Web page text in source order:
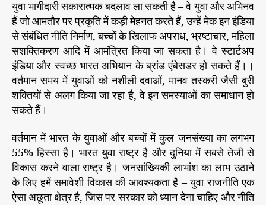
युवा भागीदारी सकारात्मक बदलाव ला सकती है – वे युवा और अभिनव
हैं जो आमतौर पर प्रकृति में कड़ी मेहनत करते हैं, उन्हें मेक इन इंडिया
से संबंधित नीति निर्माण, बच्चों के खिलाफ अपराध, भ्रष्टाचार, महिला
सशक्तिकरण आदि में आमंत्रित किया जा सकता है। वे स्टार्टअप
इंडिया और स्वच्छ भारत अभियान के ब्रांड एंबेसडर हो सकते हैं।।
वर्तमान समय में युवाओं को नशीली दवाओं, मानव तस्करी जैसी बुरी
शक्तियों से अलग किया जा रहा है, वे इन समस्याओं का समाधान हो
सकते हैं।
वर्तमान में भारत के युवाओं और बच्चों में कुल जनसंख्या का लगभग
55% हिस्सा है। भारत युवा राष्ट्र है और दुनिया में सबसे तेजी से
विकास करने वाला राष्ट्र है। जनसांख्यिकी लाभांश का लाभ उठाने
के लिए हमें समावेशी विकास की आवश्यकता है – युवा राजनीति एक
ऐसा अछूता क्षेत्र है, जिस पर सरकार को ध्यान देना चाहिए और नीति